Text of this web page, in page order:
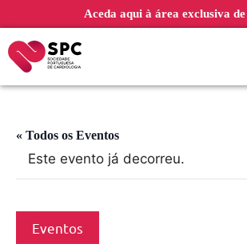
Aceda aqui à área exclusiva de
« Todos os Eventos
Este evento já decorreu.
Eventos